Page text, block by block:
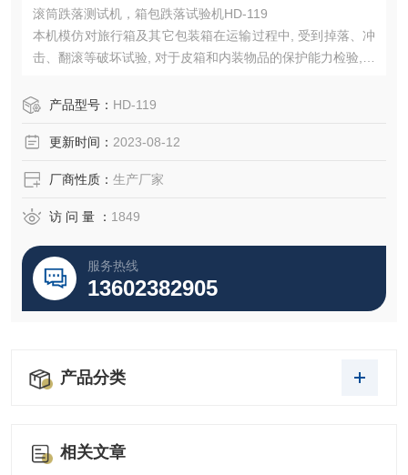
滚筒跌落测试机，箱包跌落试验机HD-119
本机模仿对旅行箱及其它包装箱在运输过程中, 受到掉落、冲
击、翻滚等破坏试验, 对于皮箱和内装物品的保护能力检验,做
设计标准：QB/T 2920-2007
产品型号： HD-119
更新时间： 2023-08-12
厂商性质： 生产厂家
访 问 量 ： 1849
服务热线
13602382905
产品分类
相关文章